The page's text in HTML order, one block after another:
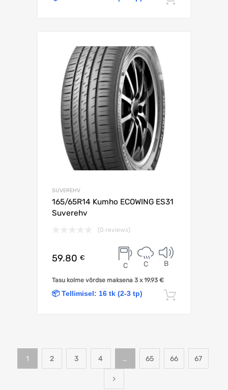
SUVEREHV
165/65R14 Kumho ECOWING ES31
Suverehv
(0 reviews)
59.80 €
C C B
Tasu kolme võrdse maksena 3 x19.93 €
📦 Tellimisel: 16 tk (2-3 tp)
1 2 3 4 … 65 66 67